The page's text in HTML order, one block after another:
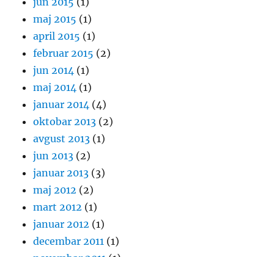
maj 2015 (1)
april 2015 (1)
februar 2015 (2)
jun 2014 (1)
maj 2014 (1)
januar 2014 (4)
oktobar 2013 (2)
avgust 2013 (1)
jun 2013 (2)
januar 2013 (3)
maj 2012 (2)
mart 2012 (1)
januar 2012 (1)
decembar 2011 (1)